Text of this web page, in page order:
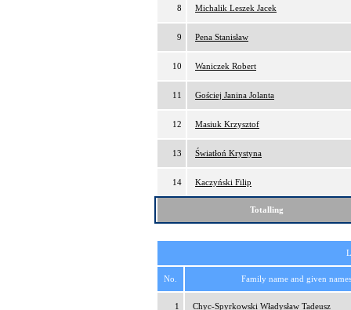
8 Michalik Leszek Jacek
9 Pena Stanisław
10 Waniczek Robert
11 Gościej Janina Jolanta
12 Masiuk Krzysztof
13 Światłoń Krystyna
14 Kaczyński Filip
Totalling
No. Family name and given names
1 Chyc-Spyrkowski Władysław Tadeusz